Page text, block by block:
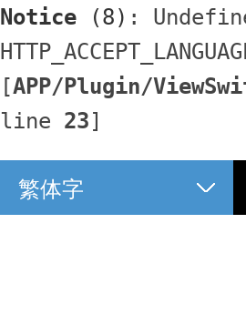
Notice (8) :
[APP/Plugin/
line 23]
繁体字